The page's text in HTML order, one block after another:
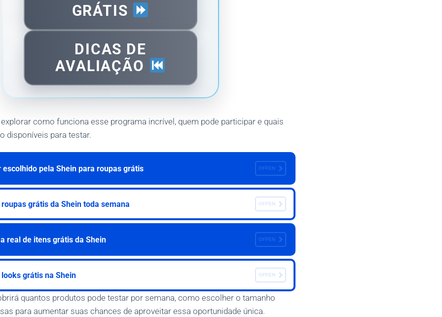
GRÁTIS
DICAS DE
AVALIAÇÃO
como funciona esse programa incrível, quem pode participar e quais
disponíveis para testar.
escolhido pela Shein para roupas grátis OFFEN
grátis da Shein toda semana OFFEN
real de itens grátis da Shein OFFEN
grátis na Shein OFFEN
quantos produtos pode testar por semana, como escolher o tamanho
para aumentar suas chances de aproveitar essa oportunidade única.